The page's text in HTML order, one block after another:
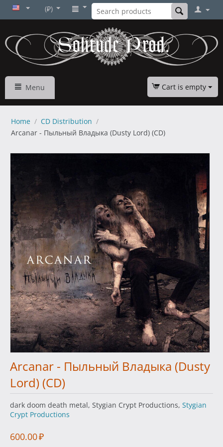
(₽)
Menu Cart is empty
Home / CD Distribution /
Arcanar - Пыльный Владыка (Dusty Lord) (CD)
Arcanar - Пыльный Владыка (Dusty
Lord) (CD)
dark doom death metal, Stygian Crypt Productions, Stygian
Crypt Productions
600.00₽